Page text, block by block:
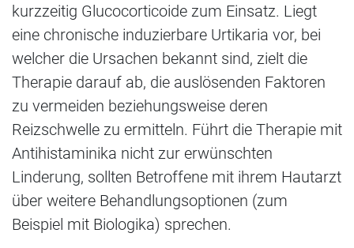
kurzzeitig Glucocorticoide zum Einsatz. Liegt
eine chronische induzierbare Urtikaria vor, bei
welcher die Ursachen bekannt sind, zielt die
Therapie darauf ab, die auslösenden Faktoren
zu vermeiden beziehungsweise deren
Reizschwelle zu ermitteln. Führt die Therapie mit
Antihistaminika nicht zur erwünschten
Linderung, sollten Betroffene mit ihrem Hautarzt
über weitere Behandlungsoptionen (zum
Beispiel mit Biologika) sprechen.